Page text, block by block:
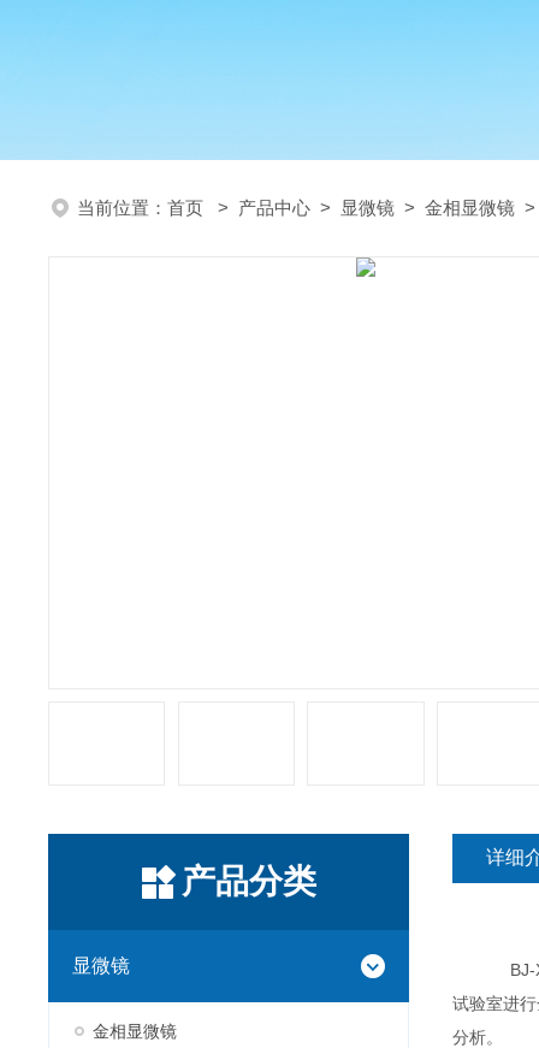
当前位置： 首页 > 产品中心 > 显微镜 > 金相显微镜 >
产品分类
显微镜
金相显微镜
详细
BJ-X 型
试验室进
分析。